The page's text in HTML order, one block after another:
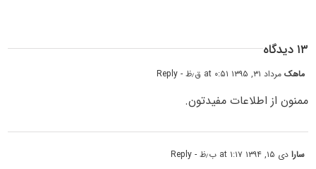
۱۳ دیدگاه
ماهکمرداد ۳۱, ۱۳۹۵ at ۰:۵۱ ق٫ظ - Reply
ممنون از اطلاعات مفیدتون.
سارادی ۱۵, ۱۳۹۴ at ۱:۱۷ ب٫ظ - Reply